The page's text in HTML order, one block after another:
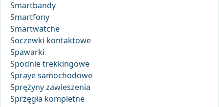
Smartbandy
Smartfony
Smartwatche
Soczewki kontaktowe
Spawarki
Spodnie trekkingowe
Spraye samochodowe
Sprężyny zawieszenia
Sprzęgła kompletne